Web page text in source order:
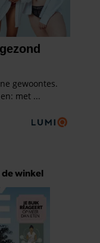
de winkel